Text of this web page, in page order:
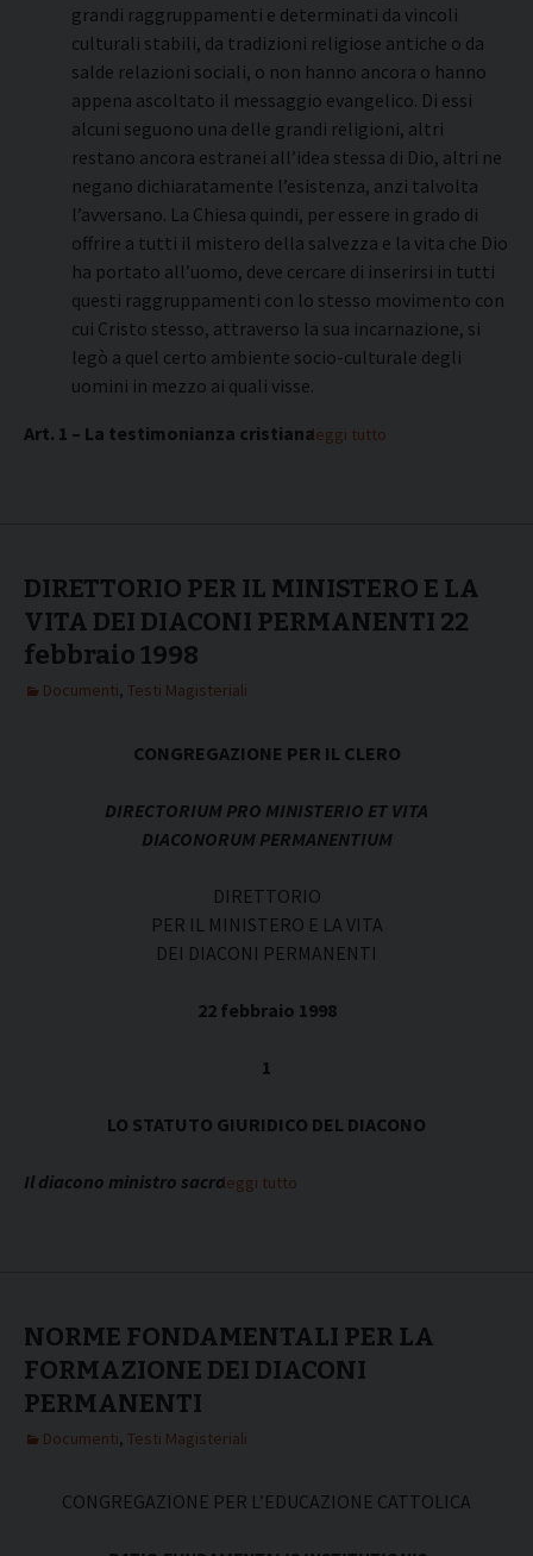
grandi raggruppamenti e determinati da vincoli
culturali stabili, da tradizioni religiose antiche o da
salde relazioni sociali, o non hanno ancora o hanno
appena ascoltato il messaggio evangelico. Di essi
alcuni seguono una delle grandi religioni, altri
restano ancora estranei all’idea stessa di Dio, altri ne
negano dichiaratamente l’esistenza, anzi talvolta
l’avversano. La Chiesa quindi, per essere in grado di
offrire a tutti il mistero della salvezza e la vita che Dio
ha portato all’uomo, deve cercare di inserirsi in tutti
questi raggruppamenti con lo stesso movimento con
cui Cristo stesso, attraverso la sua incarnazione, si
legò a quel certo ambiente socio-culturale degli
uomini in mezzo ai quali visse.
Art. 1 – La testimonianza cristianaleggi tutto
DIRETTORIO PER IL MINISTERO E LA
VITA DEI DIACONI PERMANENTI 22
febbraio 1998
Documenti, Testi Magisteriali
CONGREGAZIONE PER IL CLERO
DIRECTORIUM PRO MINISTERIO ET VITA
DIACONORUM PERMANENTIUM
DIRETTORIO
PER IL MINISTERO E LA VITA
DEI DIACONI PERMANENTI
22 febbraio 1998
1
LO STATUTO GIURIDICO DEL DIACONO
Il diacono ministro sacroleggi tutto
NORME FONDAMENTALI PER LA
FORMAZIONE DEI DIACONI
PERMANENTI
Documenti, Testi Magisteriali
CONGREGAZIONE PER L’EDUCAZIONE CATTOLICA